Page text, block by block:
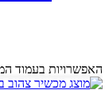
האפשרויות בעמוד